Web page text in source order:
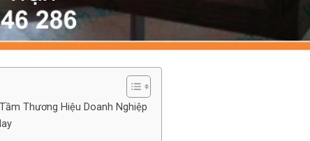
Thương Hiệu Doanh Nghiệp